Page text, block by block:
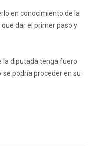
en conocimiento de la
que dar el primer paso y
la diputada tenga fuero
podría proceder en su